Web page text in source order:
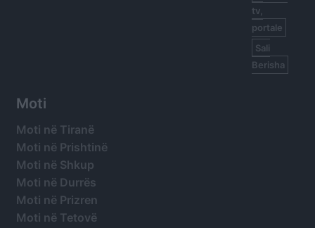
tv,
portale
Sali
Berisha
Moti
Moti në Tiranë
Moti në Prishtinë
Moti në Shkup
Moti në Durrës
Moti në Prizren
Moti në Tetovë